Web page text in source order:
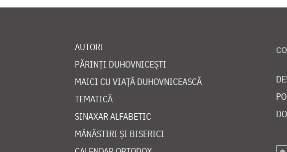
AUTORI
PĂRINȚI DUHOVNICEȘTI
MAICI CU VIAȚĂ DUHOVNICEASCĂ
TEMATICĂ
SINAXAR ALFABETIC
MĂNĂSTIRI ȘI BISERICI